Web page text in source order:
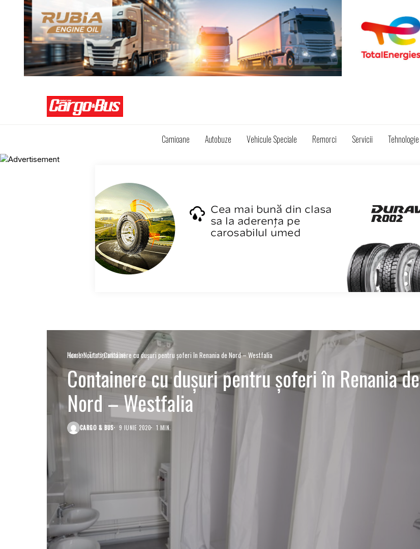
Camioane Autobuze Vehicule Speciale Remorci Servicii Tehnologie
Home Noutati Containere cu dușuri pentru șoferi în Renania de Nord – Westfalia
NoutatiTransportatori
Containere cu dușuri pentru șoferi în Renania de
Nord – Westfalia
CARGO & BUS 9 IUNIE 2020 1 MIN.